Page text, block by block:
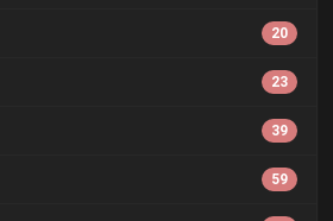
20
23
39
59